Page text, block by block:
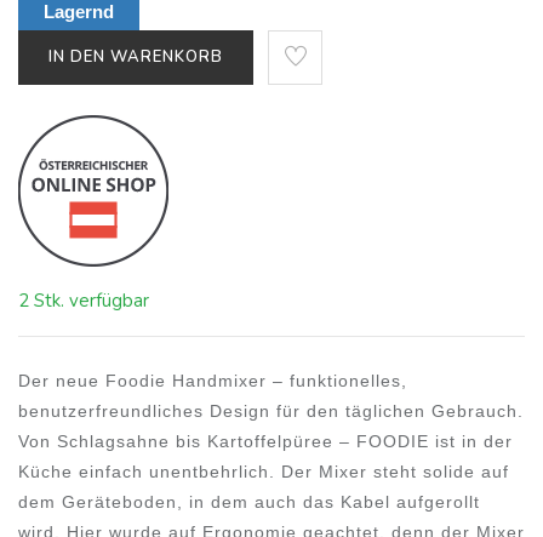
Lagernd
IN DEN WARENKORB
2 Stk. verfügbar
Der neue Foodie Handmixer – funktionelles,
benutzerfreundliches Design für den täglichen Gebrauch.
Von Schlagsahne bis Kartoffelpüree – FOODIE ist in der
Küche einfach unentbehrlich. Der Mixer steht solide auf
dem Geräteboden, in dem auch das Kabel aufgerollt
wird. Hier wurde auf Ergonomie geachtet, denn der Mixer